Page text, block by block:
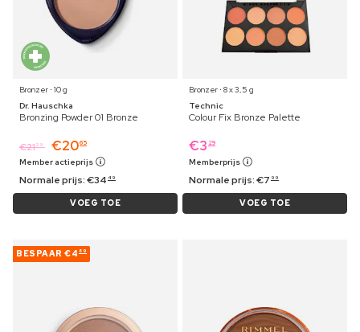
Bronzer ⋅ 10 g
Dr. Hauschka
Bronzing Powder 01 Bronze
€2129 €2065
Member actieprijs
Normale prijs:€34 49
VOEG TOE
Bronzer ⋅ 8 x 3,5 g
Technic
Colour Fix Bronze Palette
€3 29
Memberprijs
Normale prijs:€7 99
VOEG TOE
BESPAAR €4 89